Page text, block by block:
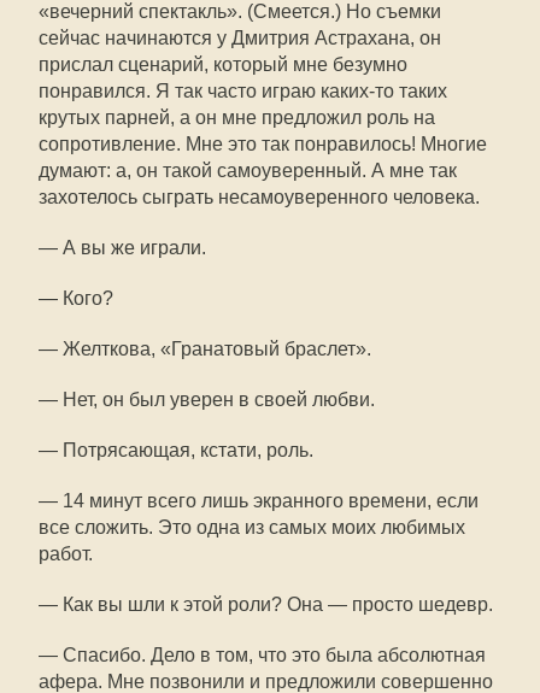
«вечерний спектакль». (Смеется.) Но съемки
сейчас начинаются у Дмитрия Астрахана, он
прислал сценарий, который мне безумно
понравился. Я так часто играю каких-то таких
крутых парней, а он мне предложил роль на
сопротивление. Мне это так понравилось! Многие
думают: а, он такой самоуверенный. А мне так
захотелось сыграть несамоуверенного человека.
— А вы же играли.
— Кого?
— Желткова, «Гранатовый браслет».
— Нет, он был уверен в своей любви.
— Потрясающая, кстати, роль.
— 14 минут всего лишь экранного времени, если
все сложить. Это одна из самых моих любимых
работ.
— Как вы шли к этой роли? Она — просто шедевр.
— Спасибо. Дело в том, что это была абсолютная
афера. Мне позвонили и предложили совершенно